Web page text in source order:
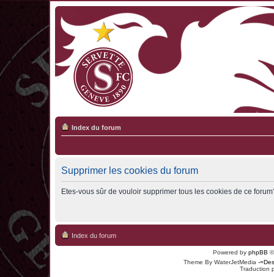
Index du forum
Supprimer les cookies du forum
Etes-vous sûr de vouloir supprimer tous les cookies de ce
Index du forum
Powered by phpBB
Theme By WaterJetMedia -
Traduction